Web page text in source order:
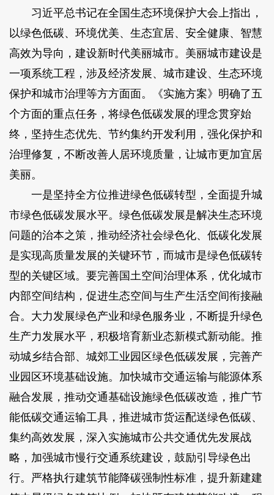
习近平总书记在全国生态环境保护大会上指出，
以绿色低碳、环境优美、生态宜居、安全健康、智慧
高效为导向，建设新时代美丽城市。美丽城市建设是
一项系统工程，涉及经济发展、城市建设、生态环境
保护和城市治理等方方面面。《实施方案》明确了五
个方面的重点任务，将绿色低碳发展的理念贯穿始
终，坚持生态优先、节约集约开发利用，强化保护和
治理修复，不断改善人居环境质量，让城市更加宜居
美丽。
一是坚持全方位推进绿色低碳转型，全面提升城
市绿色低碳发展水平。绿色低碳发展是解决生态环境
问题的治本之策，推动经济社会绿色化、低碳化发展
是实现高质量发展的关键环节，而城市是绿色低碳转
型的关键区域。要完善国土空间治理体系，优化城市
内部空间结构，促进生态空间与生产生活空间衔接融
合。大力发展绿色产业和绿色服务业，不断提升绿色
生产力发展水平，积极培育新业态新模式新动能。推
动城乡结合部、城郊工业园区绿色低碳发展，完善产
业园区环境基础设施。加快城市交通运输与能源体系
融合发展，推动交通基础设施绿色低碳改造，推广节
能低碳交通运输工具，推进城市货运配送绿色低碳、
集约高效发展，深入实施城市公共交通优先发展战
略，加强城市慢行交通系统建设，鼓励引导绿色出
行。严格执行建筑节能降碳强制性标准，提升新建建